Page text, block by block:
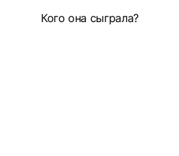
Кого она сыграла?